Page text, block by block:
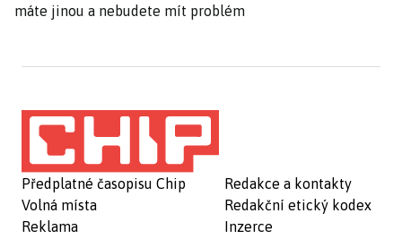
máte jinou a nebudete mít problém
Předplatné časopisu Chip
Volná místa
Reklama
Redakce a kontakty
Redakční etický kodex
Inzerce